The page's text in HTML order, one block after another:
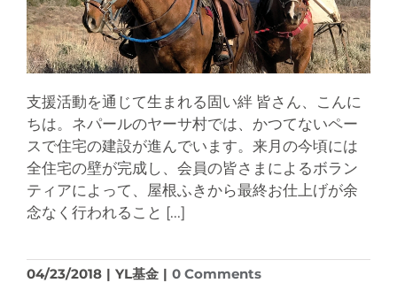
支援活動を通じて生まれる固い絆 皆さん、こんに
ちは。ネパールのヤーサ村では、かつてないペー
スで住宅の建設が進んでいます。来月の今頃には
全住宅の壁が完成し、会員の皆さまによるボラン
ティアによって、屋根ふきから最終お仕上げが余
念なく行われること [...]
04/23/2018 | YL基金 | 0 Comments